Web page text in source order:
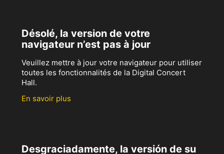
Désolé, la version de votre
navigateur n’est pas à jour
Veuillez mettre à jour votre navigateur pour utiliser
toutes les fonctionnalités de la Digital Concert
Hall.
En savoir plus
Desgraciadamente, la versión de su